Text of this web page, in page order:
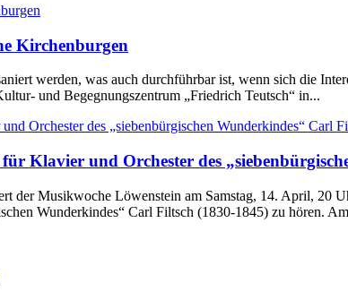
Kirchenburgen
werden, was auch durchführbar ist, wenn sich die
und Begegnungszentrum „Friedrich Teutsch“ in...
Klavier und Orchester des
der Musikwoche Löwenstein am Samstag, 14. April, 20
Wunderkindes“ Carl Filtsch (1830-1845) zu hören.